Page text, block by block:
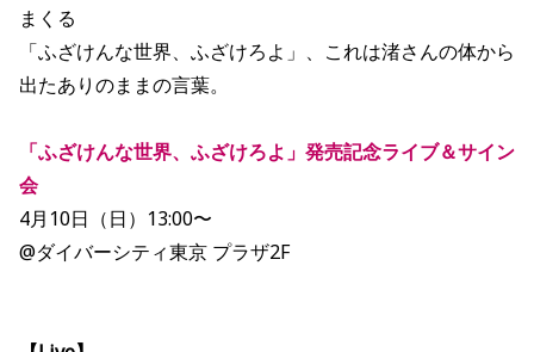
まくる
「ふざけんな世界、ふざけろよ」、これは渚さんの体から
出たありのままの言葉。
「ふざけんな世界、ふざけろよ」発売記念ライブ＆サイン
会
4月10日（日）13:00〜
@ダイバーシティ東京 プラザ2F